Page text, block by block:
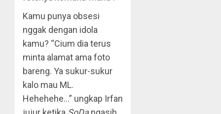
Kamu punya obsesi
nggak dengan idola
kamu? “Cium dia terus
minta alamat ama foto
bareng. Ya sukur-sukur
kalo mau ML.
Hehehehe…” ungkap Irfan